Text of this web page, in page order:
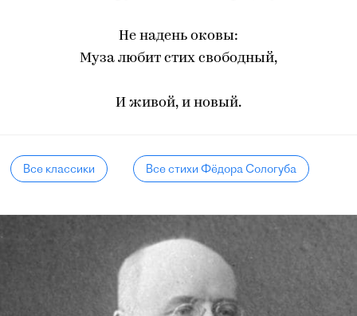
Не надень оковы:
Муза любит стих свободный,
И живой, и новый.
Все классики Все стихи Фёдора Сологуба